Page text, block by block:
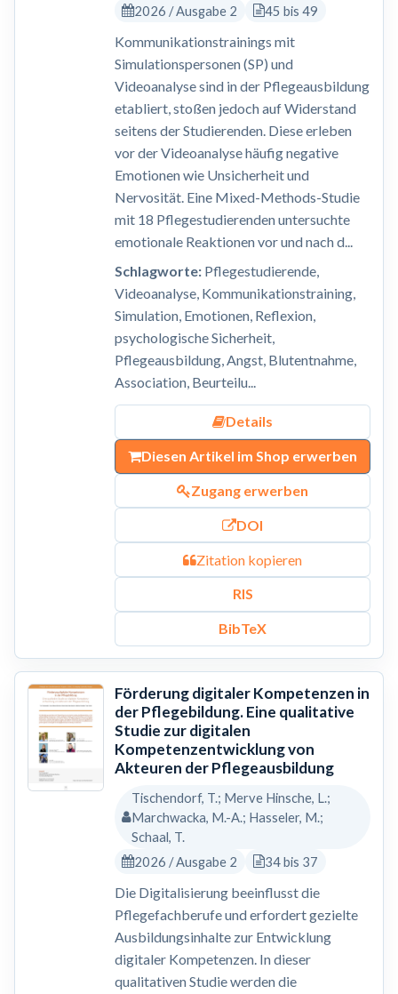
2026 / Ausgabe 2 45 bis 49
Kommunikationstrainings mit
Simulationspersonen (SP) und
Videoanalyse sind in der Pflegeausbildung
etabliert, stoßen jedoch auf Widerstand
seitens der Studierenden. Diese erleben
vor der Videoanalyse häufig negative
Emotionen wie Unsicherheit und
Nervosität. Eine Mixed-Methods-Studie
mit 18 Pflegestudierenden untersuchte
emotionale Reaktionen vor und nach d...
Schlagworte:Pflegestudierende,
Videoanalyse, Kommunikationstraining,
Simulation, Emotionen, Reflexion,
psychologische Sicherheit,
Pflegeausbildung, Angst, Blutentnahme,
Association, Beurteilu...
Details
Diesen Artikel im Shop erwerben
Zugang erwerben
DOI
Zitation kopieren
RIS
BibTeX
Förderung digitaler Kompetenzen in
der Pflegebildung. Eine qualitative
Studie zur digitalen
Kompetenzentwicklung von
Akteuren der Pflegeausbildung
Tischendorf, T.; Merve Hinsche, L.;
Marchwacka, M.-A.; Hasseler, M.;
Schaal, T.
2026 / Ausgabe 2
34 bis 37
Die Digitalisierung beeinflusst die
Pflegefachberufe und erfordert gezielte
Ausbildungsinhalte zur Entwicklung
digitaler Kompetenzen. In dieser
qualitativen Studie werden die